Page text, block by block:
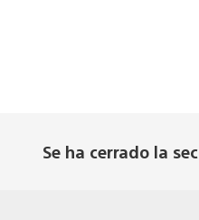
Se ha cerrado la